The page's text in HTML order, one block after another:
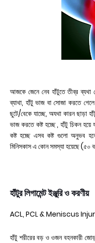
আজকে জেনে নেব হাঁটুতে তীব্র
ব্যাথা, হাঁটু ভাজ বা সোজা করতে
ছুটে/বেকে যাচ্ছে, অযথা কারন ছাড়া
ভাজ করতে কষ্ট হচ্ছে , হাঁটু চিকন হয়ে
কষ্ট হচ্ছে এসব কষ্ট গুলো অনুভব
মিনিসকাস এ কোন সমস্যা হয়েছে (৫০
হাঁটুর লিগামেন্ট ইঞ্জুরি ও করণীয়
ACL, PCL & Meniscus
হাঁটু শরীরের বড় ও ওজন বহনকারী